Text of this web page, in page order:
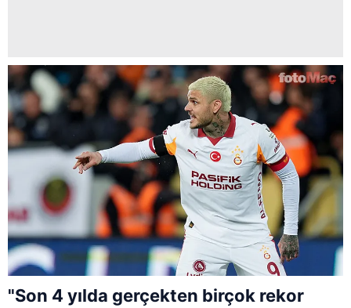
"Son 4 yılda gerçekten birçok rekor